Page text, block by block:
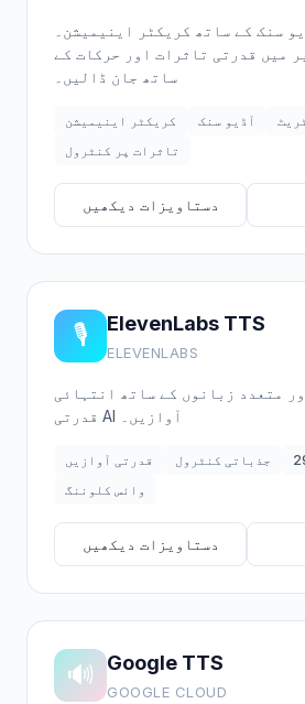
سنک کے ساتھ کریکٹر اینیمیشن۔
میں قدرتی تاثرات اور حرکات کے
ساتھ جان ڈالیں۔
کریکٹر اینیمیشن آڈیو سنک
تاثرات پر کنٹرول
دستاویزات دیکھیں
🎙️ ElevenLabs TTS
ELEVENLABS
متعدد زبانوں کے ساتھ انتہائی
قدرتی AI آوازیں۔
قدرتی آوازیں جذباتی کنٹرول
وائس کلوننگ
دستاویزات دیکھیں
🔊 Google TTS
GOOGLE CLOUD